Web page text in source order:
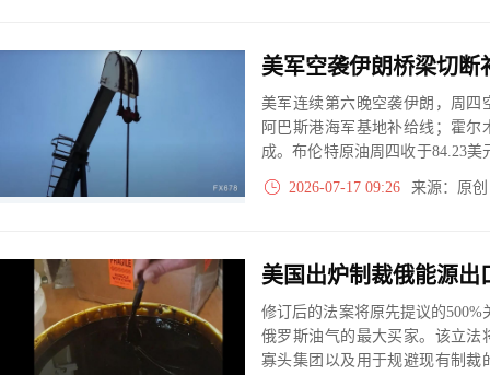
美军连续第六晚空袭伊朗，周四
阿巴斯港海军基地补给线；霍
成。布伦特原油周四收于84.23
10%，本月累涨逾15%。国际能
开放，全球能源安全将面临严重
2026-07-17 09:26 来源：原
美国出炉制裁俄能源出
修订后的法案将原先提议的
俄罗斯油气的最大买家。该立法
寡头集团以及用于规避现有制裁